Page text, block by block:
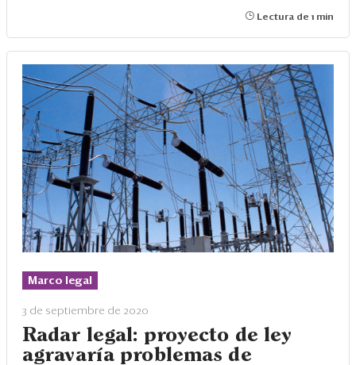
Lectura de 1 min
Marco legal
3 de septiembre de 2020
Radar legal: proyecto de ley
agravaría problemas de